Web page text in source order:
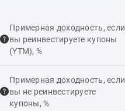
Примерная доходность, если
вы реинвестируете купоны
(YTM), %
Примерная доходность, если
вы не реинвестируете
купоны, %